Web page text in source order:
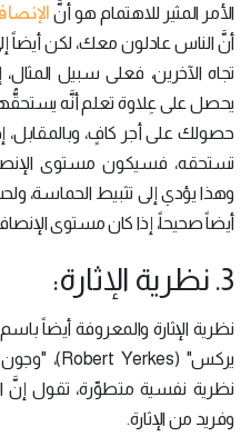
الأمر المثير للاهتمام هو أنَّ
أنَّ الناس عادلون معك، لكن أيضاً
تجاه الآخرين، فعلى سبيل
يحصل على عِلاوة تعلم أنَّه
حصولك على أجر كافٍ،
تستحقه، فسيكون مستوى
وهذا يؤدي إلى تثبيط الحماسة،
أيضاً صحيحاً، إذا كان مستوى
3. نظرية الإثارة:
نظرية الإثارة والمعروفة أيضاً
نظرية نفسية متطوِّرة، تقول
وفريد ​​من الإثارة.